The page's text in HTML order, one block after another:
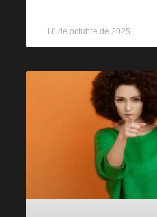
18 de octubre de 2025